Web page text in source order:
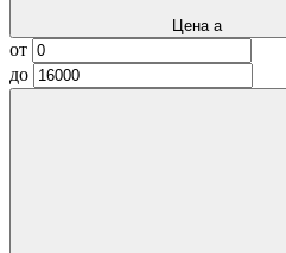
Цена a
от
до